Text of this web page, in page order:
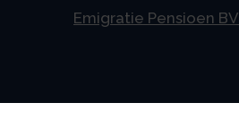
Emigratie Pensioen BV